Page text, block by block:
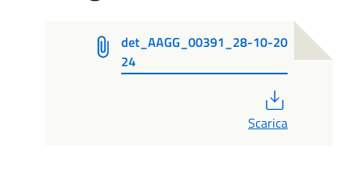
det_AAGG_00391_28-10-20
24
Scarica